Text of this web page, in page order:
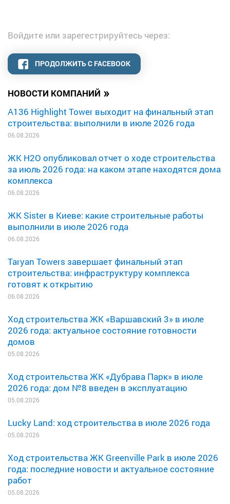
НОВОСТИ КОМПАНИЙ »
A136 Highlight Tower выходит на финальный этап
строительства: выполнили в июле 2026 года
06.08.2026
ЖК H2O опубликовал отчет о ходе строительства
за июль 2026 года: на каком этапе находятся дома
комплекса
06.08.2026
ЖК Sister в Киеве: какие строительные работы
выполнили в июле 2026 года
06.08.2026
Taryan Towers завершает финальный этап
строительства: инфраструктуру комплекса
готовят к открытию
06.08.2026
Ход строительства ЖК «Варшавский 3» в июле
2026 года: актуальное состояние готовности
домов
05.08.2026
Ход строительства ЖК «Дубрава Парк» в июле
2026 года: дом №8 введен в эксплуатацию
05.08.2026
Lucky Land: ход строительства в июле 2026 года
05.08.2026
Ход строительства ЖК Greenville Park в июле 2026
года: последние новости и актуальное состояние
работ
05.08.2026
Войдите или зарегестрируйтесь через:
ПРОДОЛЖИТЬ С FACEBOOK